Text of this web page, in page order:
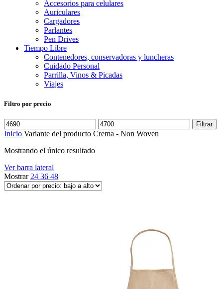
Accesorios para celulares
Auriculares
Cargadores
Parlantes
Pen Drives
Tiempo Libre
Contenedores, conservadoras y luncheras
Cuidado Personal
Parrilla, Vinos & Picadas
Viajes
Filtro por precio
Precio
mínimo
Precio
máximo
Filtrar
Inicio Variante del producto Crema - Non Woven
Mostrando el único resultado
Ver barra lateral
Mostrar 24 36 48